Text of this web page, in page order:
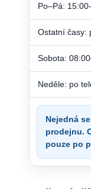
Po–Pá:
Ostatní časy:
Sobota:
Neděle: po
Nejedná
prodejnu.
pouze po